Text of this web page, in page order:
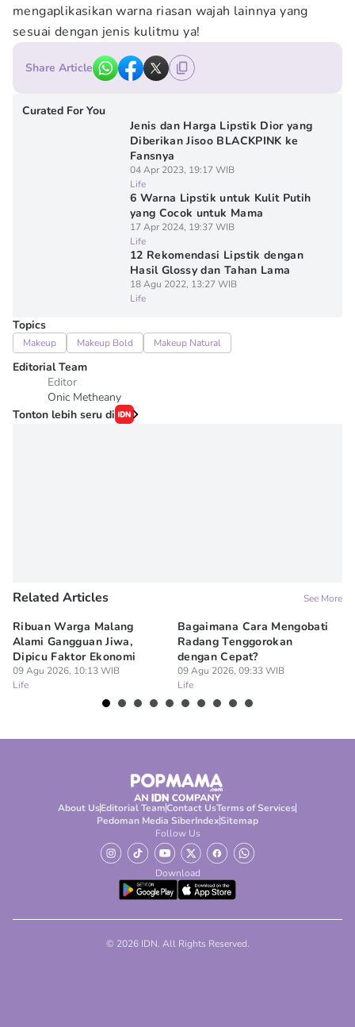
mengaplikasikan warna riasan wajah lainnya yang
sesuai dengan jenis kulitmu ya!
Share Article
Curated For You
Jenis dan Harga Lipstik Dior yang
Diberikan Jisoo BLACKPINK ke
Fansnya
04 Apr 2023, 19:17 WIB
Life
6 Warna Lipstik untuk Kulit Putih
yang Cocok untuk Mama
17 Apr 2024, 19:37 WIB
Life
12 Rekomendasi Lipstik dengan
Hasil Glossy dan Tahan Lama
18 Agu 2022, 13:27 WIB
Life
Topics
Makeup Makeup Bold Makeup Natural
Editorial Team
Editor
Onic Metheany
Tonton lebih seru di
Related Articles See More
Ribuan Warga Malang
Alami Gangguan Jiwa,
Dipicu Faktor Ekonomi
09 Agu 2026, 10:13 WIB
Life
Bagaimana Cara Mengobati
Radang Tenggorokan
dengan Cepat?
09 Agu 2026, 09:33 WIB
Life
About UsEditorial TeamContact UsTerms of Services
Pedoman Media SiberIndexSitemap
Follow Us
Download
© 2026 IDN. All Rights Reserved.